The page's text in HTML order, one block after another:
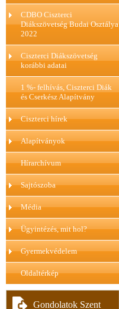
CDBO Ciszterci
Diákszövetség Budai Osztálya
2022
Ciszterci Diákszövetség
korábbi adatai
1 %- felhívás, Ciszterci Diák
és Cserkész Alapítvány
Ciszterci hírek
Alapítványok
Hírarchívum
Sajtószoba
Média
Ügyintézés, mit hol?
Gyermekvédelem
Oldaltérkép
Gondolatok Szent